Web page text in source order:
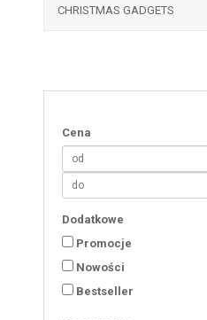
CHRISTMAS GADGETS
Cena
Dodatkowe
Promocje
Nowości
Bestseller